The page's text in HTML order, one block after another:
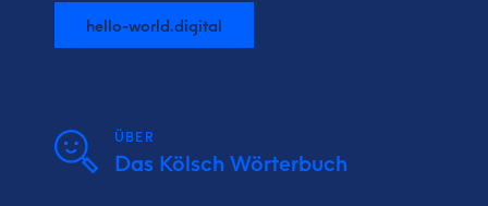
hello-world.digital
ÜBER
Das Kölsch Wörterbuch